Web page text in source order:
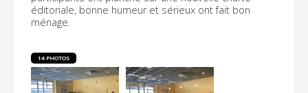
éditoriale, bonne humeur et sérieux ont fait bon
ménage.
14 PHOTOS